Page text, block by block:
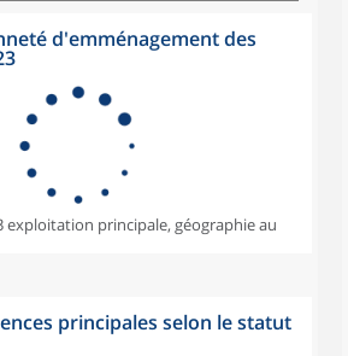
d'emménagement des
exploitation principale, géographie au
principales selon le statut